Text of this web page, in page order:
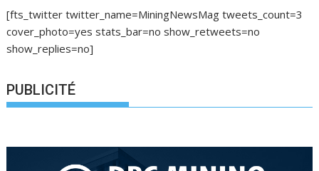
[fts_twitter twitter_name=MiningNewsMag tweets_count=3
cover_photo=yes stats_bar=no show_retweets=no
show_replies=no]
PUBLICITÉ